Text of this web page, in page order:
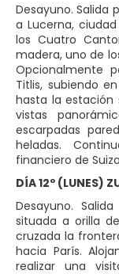
Desayuno. Salida
a Lucerna,
los Cuatro
madera, uno de
Opcionalmente
Titlis, subiendo
hasta la estación
vistas
escarpadas
heladas.
financiero de
DÍA 12º (LUNES)
Desayuno.
situada a orilla
cruzada la
hacia París.
realizar una